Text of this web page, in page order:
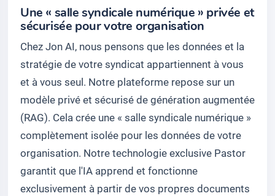
Une « salle syndicale numérique » privée et
sécurisée pour votre organisation
Chez Jon AI, nous pensons que les données et la
stratégie de votre syndicat appartiennent à vous
et à vous seul. Notre plateforme repose sur un
modèle privé et sécurisé de génération augmentée
(RAG). Cela crée une « salle syndicale numérique »
complètement isolée pour les données de votre
organisation. Notre technologie exclusive Pastor
garantit que l'IA apprend et fonctionne
exclusivement à partir de vos propres documents